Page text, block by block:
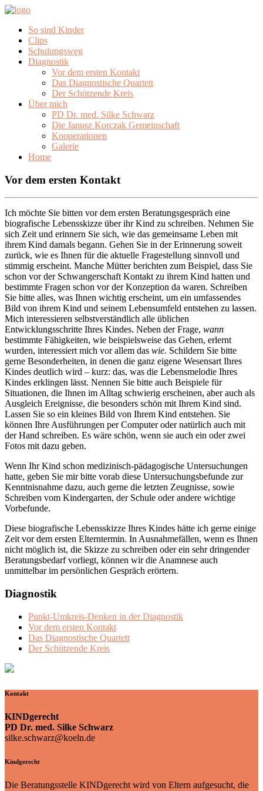
So sind Kinder
Clips
Schulungsweg
Diagnostik
Vor dem ersten Kontakt
Das Diagnostische Quartett
Der Schützende Kreis
Über mich
PD Dr. med. Silke Schwarz
Die Janusz Korczak Gemeinschaft
Kooperationen
Galerie
Home
Vor dem ersten Kontakt
Ich möchte Sie bitten vor dem ersten Beratungsgespräch eine
biografische Lebensskizze über ihr Kind zu schreiben. Nehmen Sie
sich Zeit und erinnern Sie sich, wie das gemeinsame Leben mit
ihrem Kind damals begann. Gehen Sie in der Erinnerung soweit
zurück, wie es Ihnen für die aktuelle Fragestellung sinnvoll und
stimmig erscheint. Manche Mütter berichten zum Beispiel, dass Sie
schon vor der Schwangerschaft Kontakt zu ihrem Kind hatten und
bestimmte Fragen schon vor der Konzeption da waren. Schreiben
Sie bitte alles, was Ihnen wichtig erscheint, um ein umfassendes
Bild von ihrem Kind und seinem Lebensumfeld entstehen zu lassen.
Mich interessieren selbstverständlich alle üblichen
Entwicklungsschritte Ihres Kindes. Neben der Frage, wann
bestimmte Fähigkeiten, wie beispielsweise das Gehen, erlernt
wurden, interessiert mich vor allem das wie. Schildern Sie bitte
gerne Besonderheiten, in denen die ganz eigene Wesensart Ihres
Kindes deutlich wird – kurz: das, was die Lebensmelodie Ihres
Kindes erklingen lässt. Nennen Sie bitte auch Beispiele für
Situationen, die Ihnen im Alltag schwierig erscheinen, aber auch als
Ausgleich Ereignisse, die besonders schön mit Ihrem Kind sind.
Lassen Sie so ein kleines Bild von Ihrem Kind entstehen. Sie
können Ihre Ausführungen per Computer oder natürlich auch mit
der Hand schreiben. Es wäre schön, wenn sie auch ein oder zwei
Fotos mit dazu geben.
Wenn Ihr Kind schon medizinisch-pädagogische Untersuchungen
hatte, geben Sie mir bitte vorab diese Untersuchungsbefunde zur
Kenntnisnahme dazu, auch gerne die letzten Zeugnisse, sowie
Schreiben vom Kindergarten, der Schule oder andere wichtige
Vorbefunde.
Diese biografische Lebensskizze Ihres Kindes hätte ich gerne einige
Zeit vor dem ersten Elterntermin. In Ausnahmefällen, wenn es Ihnen
nicht möglich ist, die Skizze zu schreiben oder ein sehr dringender
Beratungsbedarf vorliegt, können wir die Anamnese auch
unmittelbar im persönlichen Gespräch erörtern.
Diagnostik
Punkt-Umkreis-Denken in der Diagnostik
Vor dem ersten Kontakt
Das Diagnostische Quartett
Der Schützende Kreis
Kontakt
KINDgerecht
PD Dr. med. Silke Schwarz
silke.schwarz@koeln.de
Kindgerecht
Die Beratungsstelle KINDgerecht wird von Eltern aufgesucht, die